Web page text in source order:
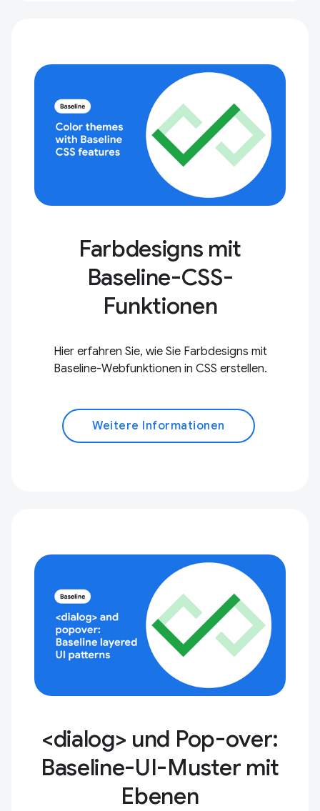
Farbdesigns mit
Baseline-CSS-
Funktionen
Hier erfahren Sie, wie Sie Farbdesigns mit
Baseline-Webfunktionen in CSS erstellen.
Weitere Informationen
<dialog> und Pop-over:
Baseline-UI-Muster mit
Ebenen